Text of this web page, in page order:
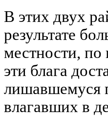
В этих двух
результате
местности,
эти блага
лишавшемуся
влагавших в